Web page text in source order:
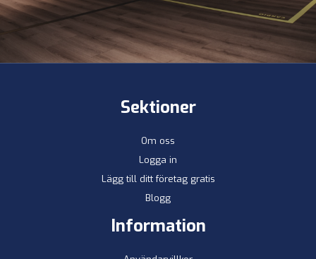
Sektioner
Om oss
Logga in
Lägg till ditt företag gratis
Blogg
Information